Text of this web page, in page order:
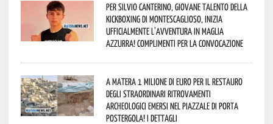
Per Silvio Canterino, giovane talento della
kickboxing di Montescaglioso, inizia
ufficialmente l’avventura in maglia
azzurra! Complimenti per la convocazione
A Matera 1 milione di euro per il restauro
degli straordinari ritrovamenti
archeologici emersi nel piazzale di Porta
Postergola! I dettagli